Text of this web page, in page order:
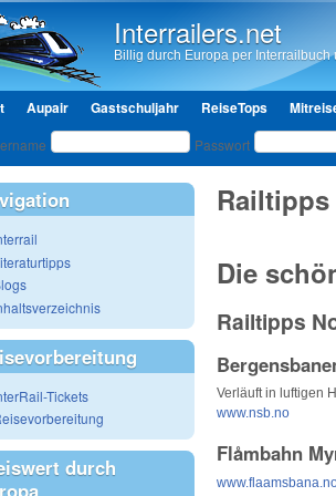
Interrailers.net
Billig durch Europa per Interrailbuch
Aupair Gastschuljahr ReiseTops
Passwort
Railtipps
Die
Railtipps
Verläuft in luftigen
www.nsb.no
Flåmbahn
Tickets
durch